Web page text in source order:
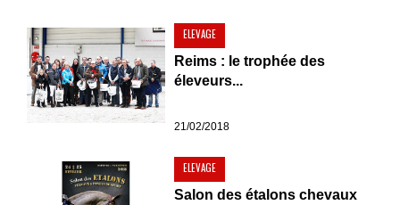
ELEVAGE
Reims : le trophée des
éleveurs...
21/02/2018
ELEVAGE
Salon des étalons chevaux